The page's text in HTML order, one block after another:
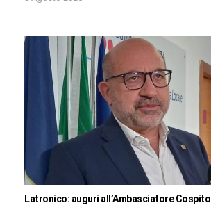
Latronico: auguri all’Ambasciatore Cospito